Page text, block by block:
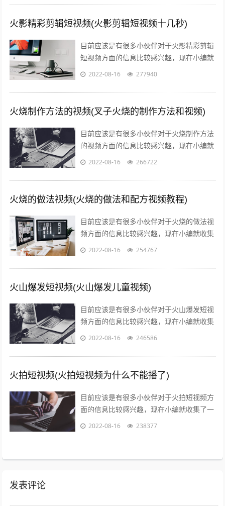
火影精彩剪辑短视频(火影剪辑短视频十几秒)
目前应该是有很多小伙伴对于火影精彩剪辑
短视频方面的信息比较感兴趣，现在小编就
收集了一些与火影剪辑短视频十几秒相关的
2022-08-16 277940
火烧制作方法的视频(叉子火烧的制作方法和视频)
目前应该是有很多小伙伴对于火烧制作方法
的视频方面的信息比较感兴趣，现在小编就
收集了一些与叉子火烧的制作方法和视频相
2022-08-16 266722
火烧的做法视频(火烧的做法和配方视频教程)
目前应该是有很多小伙伴对于火烧的做法视
频方面的信息比较感兴趣，现在小编就收集
了一些与火烧的做法和配方视频教程相关的
2022-08-16 254767
火山爆发短视频(火山爆发儿童视频)
目前应该是有很多小伙伴对于火山爆发短视
频方面的信息比较感兴趣，现在小编就收集
了一些与火山爆发儿童视频相关的信息来分
2022-08-16 246586
火拍短视频(火拍短视频为什么不能播了)
目前应该是有很多小伙伴对于火拍短视频方
面的信息比较感兴趣，现在小编就收集了一
些与火拍短视频为什么不能播了相关的信息
2022-08-16 238377
发表评论